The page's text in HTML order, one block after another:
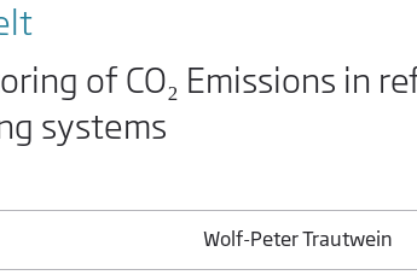
of CO₂ Emissions in
systems
Wolf-Peter Trautwein